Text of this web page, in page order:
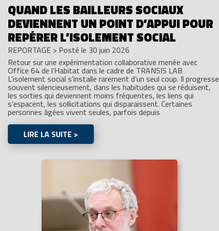
QUAND LES BAILLEURS SOCIAUX
DEVIENNENT UN POINT D’APPUI POUR
REPÉRER L’ISOLEMENT SOCIAL
REPORTAGE > Posté le 30 juin 2026
Retour sur une expérimentation collaborative menée avec
Office 64 de l’Habitat dans le cadre de TRANSIS LAB
L’isolement social s’installe rarement d’un seul coup. Il progresse
souvent silencieusement, dans les habitudes qui se réduisent,
les sorties qui deviennent moins fréquentes, les liens qui
s’espacent, les sollicitations qui disparaissent. Certaines
personnes âgées vivent seules, parfois depuis
LIRE LA SUITE >